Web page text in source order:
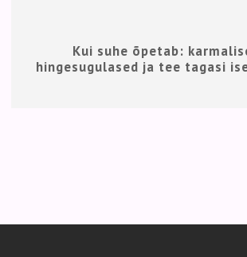
Kui suhe õpetab:
hingesugulased ja tee tagasi